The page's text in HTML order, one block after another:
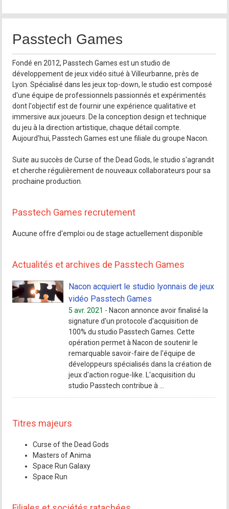
Passtech Games
Fondé en 2012, Passtech Games est un studio de
développement de jeux vidéo situé à Villeurbanne, près de
Lyon. Spécialisé dans les jeux top-down, le studio est composé
d'une équipe de professionnels passionnés et expérimentés
dont l'objectif est de fournir une expérience qualitative et
immersive aux joueurs. De la conception design et technique
du jeu à la direction artistique, chaque détail compte.
Aujourd'hui, Passtech Games est une filiale du groupe Nacon.
Suite au succès de Curse of the Dead Gods, le studio s'agrandit
et cherche régulièrement de nouveaux collaborateurs pour sa
prochaine production.
Passtech Games recrutement
Aucune offre d'emploi ou de stage actuellement disponible
Actualités et archives de Passtech Games
Nacon acquiert le studio lyonnais de jeux
vidéo Passtech Games
5 avr. 2021 - Nacon annonce avoir finalisé la
signature d'un protocole d'acquisition de
100% du studio Passtech Games. Cette
opération permet à Nacon de soutenir le
remarquable savoir-faire de l'équipe de
développeurs spécialisés dans la création de
jeux d'action rogue-like. L'acquisition du
studio Passtech contribue à ...
Titres majeurs
Curse of the Dead Gods
Masters of Anima
Space Run Galaxy
Space Run